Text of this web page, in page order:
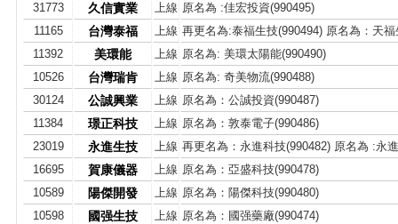
31773
久信實業 上線 原名為 :佳宏投資(990495)
11165
台灣泰福 上線 再更名為:泰福生技(990494) 原名為：天福
11392
美環能 上線 原名為: 美環太陽能(990490)
10526
台灣瑞肯 上線 原名為: 奇美物流(990488)
30124
公誠興業 上線 原名為：公誠投資(990487)
11384
璟正科技 上線 原名為：敦泰電子(990486)
23019
永進生技 上線 再更名為：永進科技(990482) 原名為 :永
16695
賀康儀器 上線 原名為：亞盛科技(990478)
10589
陽傑開發 上線 原名為：陽傑科技(990480)
10598
國强生技 上線 原名為：國强藥廠(990474)